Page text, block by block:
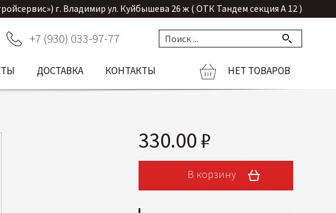
г. Владимир ул. Куйбышева 26 ж ( ОТК Тандем секция А 12 )
+7 (930) 033-97-77
НЕТ ТОВАРОВ
ДОСТАВКА КОНТАКТЫ
330.00 ₽
В корзину